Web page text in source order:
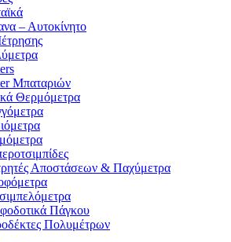
– Αυτοκίνητο
Μπαταριών
Θερμόμετρα
Αποστάσεων & Παχύμετρα
Πάγκου
Πολυμέτρων